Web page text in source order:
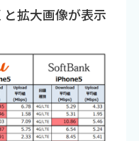
拡大画像が表示